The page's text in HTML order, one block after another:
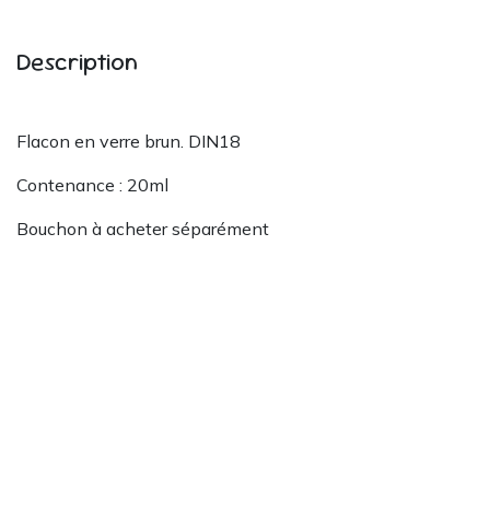
Description
Flacon en verre brun. DIN18
Contenance : 20ml
Bouchon à acheter séparément